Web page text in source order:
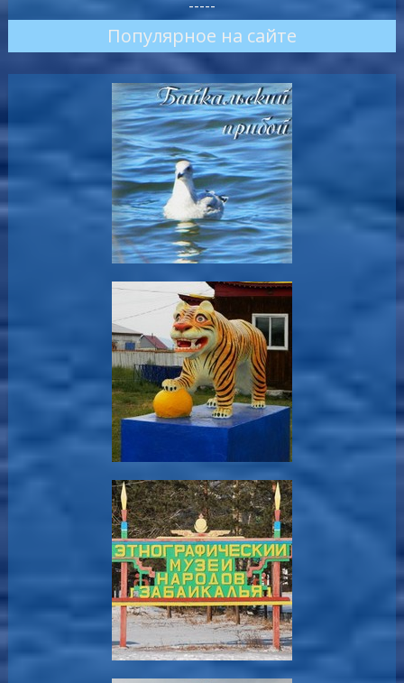
-----
Популярное на сайте